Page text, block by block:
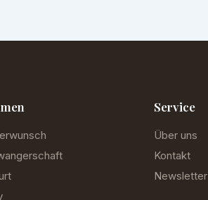
Service
Über uns
Kontakt
Newsletter